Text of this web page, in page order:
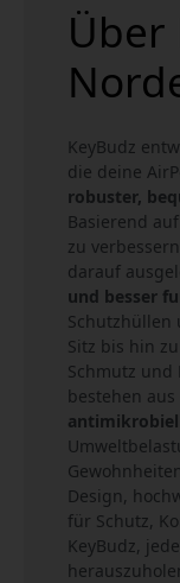
Über
KeyBudz
die deine
robuster,
Basierend
zu
darauf
und besser
Schutzhüllen
Sitz bis hin
Schmutz und
bestehen aus
Design,
für Schutz,
KeyBudz,